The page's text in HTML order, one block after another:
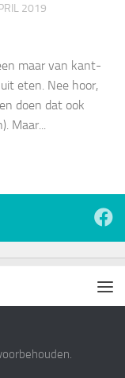
2019
maar van kant-
eten. Nee hoor,
doen dat ook
Maar...